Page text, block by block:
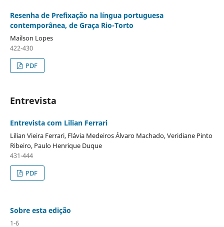
Resenha de Prefixação na língua portuguesa
contemporânea, de Graça Rio-Torto
Mailson Lopes
422-430
PDF
Entrevista
Entrevista com Lilian Ferrari
Lilian Vieira Ferrari, Flávia Medeiros Álvaro Machado, Veridiane Pinto
Ribeiro, Paulo Henrique Duque
431-444
PDF
Sobre esta edição
1-6